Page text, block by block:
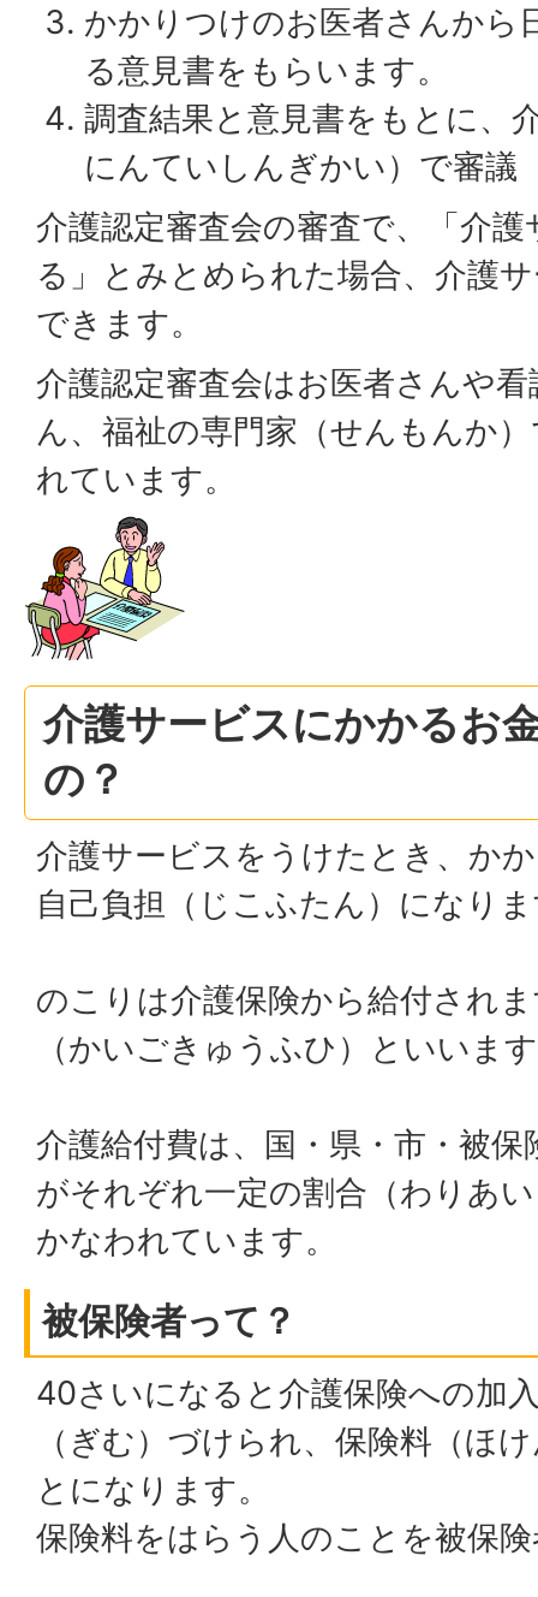
かかりつけのお医者さんから
る意見書をもらいます。
調査結果と意見書をもとに、
にんていしんぎかい）で審議
介護認定審査会の審査で、「介
る」とみとめられた場合、介護
できます。
介護認定審査会はお医者さんや
ん、福祉の専門家（せんもんか
れています。
介護サービスにかかるお
の？
介護サービスをうけたとき、か
自己負担（じこふたん）になり
のこりは介護保険から給付され
（かいごきゅうふひ）といいま
介護給付費は、国・県・市・被
がそれぞれ一定の割合（わりあ
かなわれています。
被保険者って？
40さいになると介護保険への加
（ぎむ）づけられ、保険料（ほ
とになります。
保険料をはらう人のことを被保